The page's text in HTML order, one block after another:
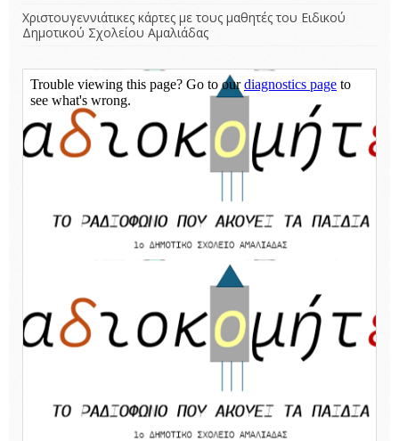
Χριστουγεννιάτικες κάρτες με τους μαθητές του Ειδικού
Δημοτικού Σχολείου Αμαλιάδας